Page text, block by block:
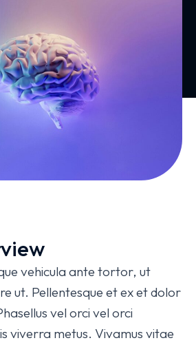
vehicula ante tortor, ut
ut. Pellentesque et ex et dolor
vel orci vel orci
viverra metus. Vivamus vitae